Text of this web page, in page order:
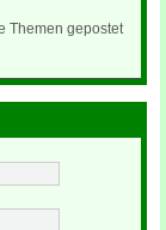
Themen gepostet